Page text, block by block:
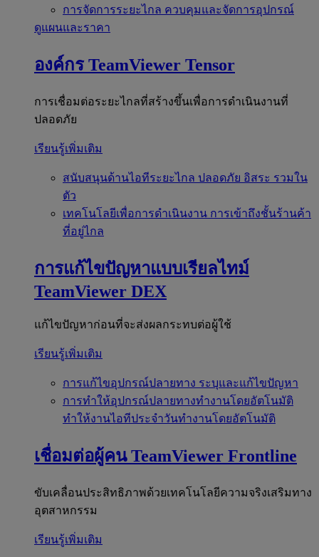
การจัดการระยะไกล ควบคุมและจัดการอุปกรณ์
ดูแผนและราคา
องค์กร TeamViewer Tensor
การเชื่อมต่อระยะไกลที่สร้างขึ้นเพื่อการดำเนินงานที่
ปลอดภัย
เรียนรู้เพิ่มเติม
สนับสนุนด้านไอทีระยะไกล ปลอดภัย อิสระ รวมใน
ตัว
เทคโนโลยีเพื่อการดำเนินงาน การเข้าถึงชั้นร้านค้า
ที่อยู่ไกล
การแก้ไขปัญหาแบบเรียลไทม์
TeamViewer DEX
แก้ไขปัญหาก่อนที่จะส่งผลกระทบต่อผู้ใช้
เรียนรู้เพิ่มเติม
การแก้ไขอุปกรณ์ปลายทาง ระบุและแก้ไขปัญหา
การทำให้อุปกรณ์ปลายทางทำงานโดยอัตโนมัติ
ทำให้งานไอทีประจำวันทำงานโดยอัตโนมัติ
เชื่อมต่อผู้คน TeamViewer Frontline
ขับเคลื่อนประสิทธิภาพด้วยเทคโนโลยีความจริงเสริมทาง
อุตสาหกรรม
เรียนรู้เพิ่มเติม